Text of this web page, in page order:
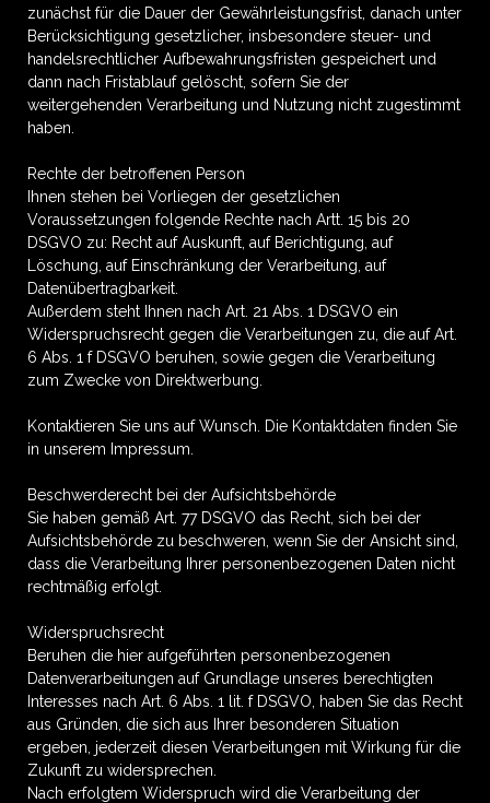
zunächst für die Dauer der Gewährleistungsfrist, danach unter
Berücksichtigung gesetzlicher, insbesondere steuer- und
handelsrechtlicher Aufbewahrungsfristen gespeichert und
dann nach Fristablauf gelöscht, sofern Sie der
weitergehenden Verarbeitung und Nutzung nicht zugestimmt
haben.
Rechte der betroffenen Person
Ihnen stehen bei Vorliegen der gesetzlichen
Voraussetzungen folgende Rechte nach Artt. 15 bis 20
DSGVO zu: Recht auf Auskunft, auf Berichtigung, auf
Löschung, auf Einschränkung der Verarbeitung, auf
Datenübertragbarkeit.
Außerdem steht Ihnen nach Art. 21 Abs. 1 DSGVO ein
Widerspruchsrecht gegen die Verarbeitungen zu, die auf Art.
6 Abs. 1 f DSGVO beruhen, sowie gegen die Verarbeitung
zum Zwecke von Direktwerbung.
Kontaktieren Sie uns auf Wunsch. Die Kontaktdaten finden Sie
in unserem Impressum.
Beschwerderecht bei der Aufsichtsbehörde
Sie haben gemäß Art. 77 DSGVO das Recht, sich bei der
Aufsichtsbehörde zu beschweren, wenn Sie der Ansicht sind,
dass die Verarbeitung Ihrer personenbezogenen Daten nicht
rechtmäßig erfolgt.
Widerspruchsrecht
Beruhen die hier aufgeführten personenbezogenen
Datenverarbeitungen auf Grundlage unseres berechtigten
Interesses nach Art. 6 Abs. 1 lit. f DSGVO, haben Sie das Recht
aus Gründen, die sich aus Ihrer besonderen Situation
ergeben, jederzeit diesen Verarbeitungen mit Wirkung für die
Zukunft zu widersprechen.
Nach erfolgtem Widerspruch wird die Verarbeitung der